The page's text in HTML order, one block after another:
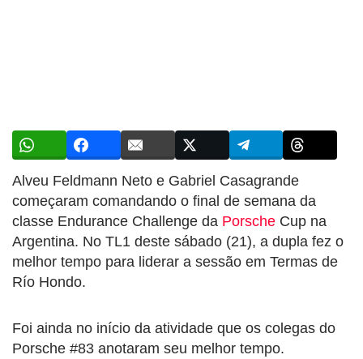
Alveu Feldmann Neto e Gabriel Casagrande
começaram comandando o final de semana da
classe Endurance Challenge da Porsche Cup na
Argentina. No TL1 deste sábado (21), a dupla fez o
melhor tempo para liderar a sessão em Termas de
Río Hondo.
Foi ainda no início da atividade que os colegas do
Porsche #83 anotaram seu melhor tempo.